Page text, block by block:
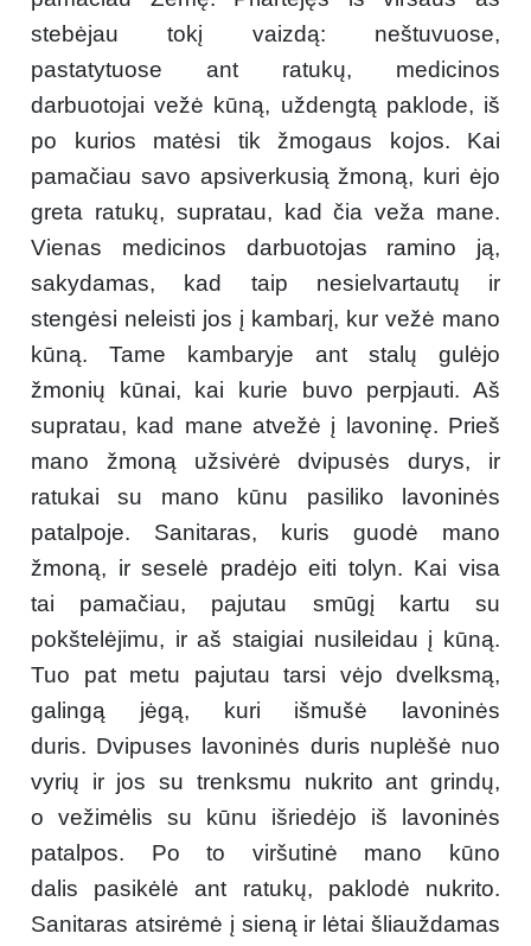
stebėjau tokį vaizdą: neštuvuose,
pastatytuose ant ratukų, medicinos
darbuotojai vežė kūną, uždengtą paklode, iš
po kurios matėsi tik žmogaus kojos. Kai
pamačiau savo apsiverkusią žmoną, kuri ėjo
greta ratukų, supratau, kad čia veža mane.
Vienas medicinos darbuotojas ramino ją,
sakydamas, kad taip nesielvartautų ir
stengėsi neleisti jos į kambarį, kur vežė mano
kūną. Tame kambaryje ant stalų gulėjo
žmonių kūnai, kai kurie buvo perpjauti. Aš
supratau, kad mane atvežė į lavoninę. Prieš
mano žmoną užsivėrė dvipusės durys, ir
ratukai su mano kūnu pasiliko lavoninės
patalpoje. Sanitaras, kuris guodė mano
žmoną, ir seselė pradėjo eiti tolyn. Kai visa
tai pamačiau, pajutau smūgį kartu su
pokštelėjimu, ir aš staigiai nusileidau į kūną.
Tuo pat metu pajutau tarsi vėjo dvelksmą,
galingą jėgą, kuri išmušė lavoninės
duris. Dvipuses lavoninės duris nuplėšė nuo
vyrių ir jos su trenksmu nukrito ant grindų,
o vežimėlis su kūnu išriedėjo iš lavoninės
patalpos. Po to viršutinė mano kūno
dalis pasikėlė ant ratukų, paklodė nukrito.
Sanitaras atsirėmė į sieną ir lėtai šliauždamas